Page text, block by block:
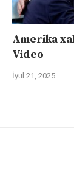
Amerika
Video
İyul 21, 2025